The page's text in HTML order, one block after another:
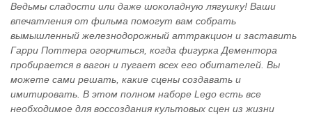
Ведьмы сладости или даже шоколадную лягушку! Ваши
впечатления от фильма помогут вам собрать
вымышленный железнодорожный аттракцион и заставить
Гарри Поттера огорчиться, когда фигурка Дементора
пробирается в вагон и пугает всех его обитателей. Вы
можете сами решать, какие сцены создавать и
имитировать. В этом полном наборе Lego есть все
необходимое для воссоздания культовых сцен из жизни